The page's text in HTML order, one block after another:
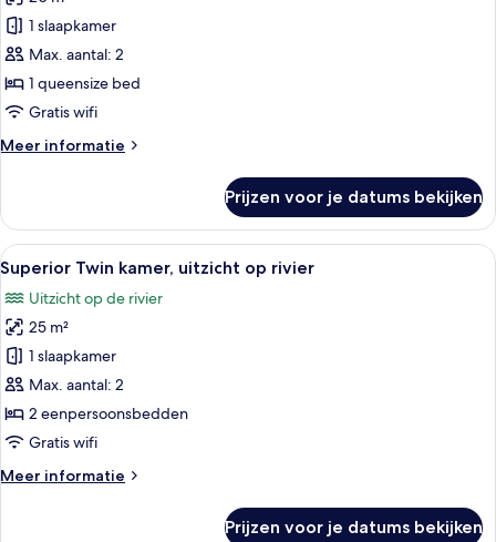
balkon,
uitzicht
op
rivier
1 slaapkamer
Max. aantal: 2
1 queensize bed
Gratis wifi
Meer informatie
Meer
balkon,
uitzicht
op
rivier
Prijzen voor je datums bekijken
Alle
foto's
voor
Superior
Twin
kamer,
uitzicht
op
laden
Een hotelkamer met een bed,
14
Superior Twin kamer, uitzicht op rivier
Uitzicht op de rivier
25 m²
1 slaapkamer
Max. aantal: 2
2 eenpersoonsbedden
Gratis wifi
Meer informatie
Meer
Prijzen voor je datums bekijken